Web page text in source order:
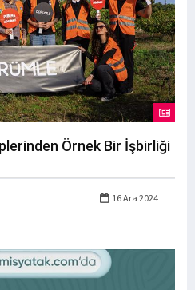
Örnek Bir İşbirliği
16 Ara 2024